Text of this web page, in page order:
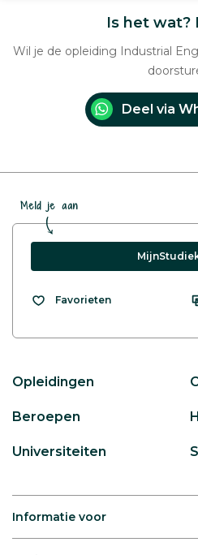
Is het wat?
Wil je de opleiding Industrial
Deel via
Meld je aan
Favorieten
Opleidingen
Beroepen
Universiteiten
Informatie voor